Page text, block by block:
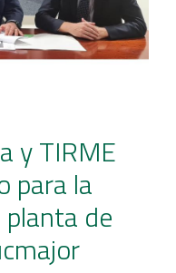
y TIRME
para la
de